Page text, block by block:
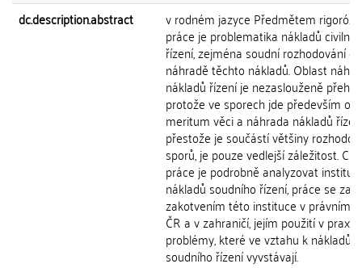
dc.description.abstract
v rodném jazyce Předmětem
práce je problematika nákladů
řízení, zejména soudní rozhodování o
náhradě těchto nákladů. Oblast
nákladů řízení je nezaslouženě
protože ve sporech jde především o
meritum věci a náhrada nákladů
přestože je součástí většiny
sporů, je pouze vedlejší záležitost.
práce je podrobně analyzovat institut
nákladů soudního řízení, práce se
zakotvením této instituce v právním
ČR a v zahraničí, jejím použití v praxi a
problémy, které ve vztahu k nákladům
soudního řízení vyvstávají.